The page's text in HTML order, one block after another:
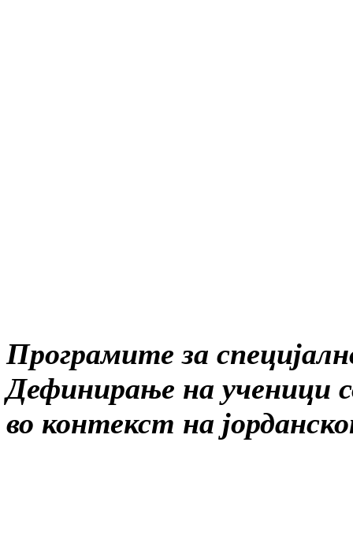
Програмите за
Дефинирање на ученици
во контекст на